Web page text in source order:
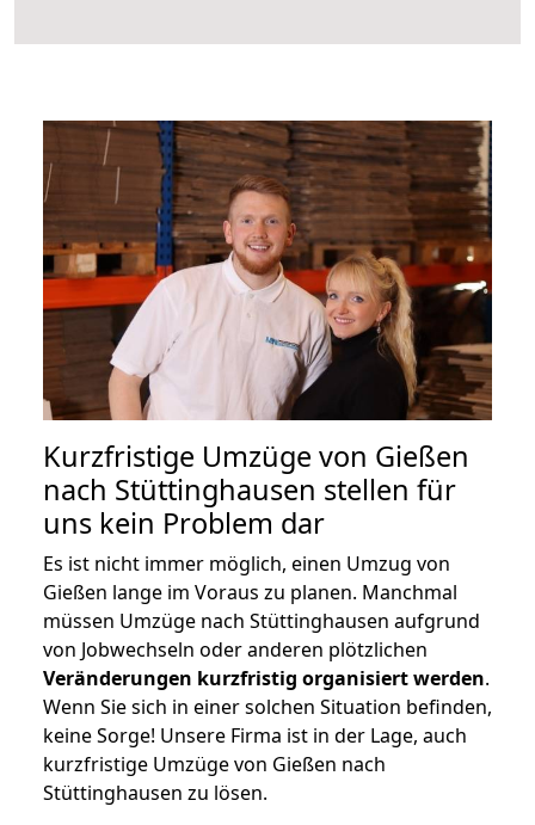
Kurzfristige Umzüge von Gießen
nach Stüttinghausen stellen für
uns kein Problem dar
Es ist nicht immer möglich, einen Umzug von
Gießen lange im Voraus zu planen. Manchmal
müssen Umzüge nach Stüttinghausen aufgrund
von Jobwechseln oder anderen plötzlichen
Veränderungen kurzfristig organisiert werden.
Wenn Sie sich in einer solchen Situation befinden,
keine Sorge! Unsere Firma ist in der Lage, auch
kurzfristige Umzüge von Gießen nach
Stüttinghausen zu lösen.